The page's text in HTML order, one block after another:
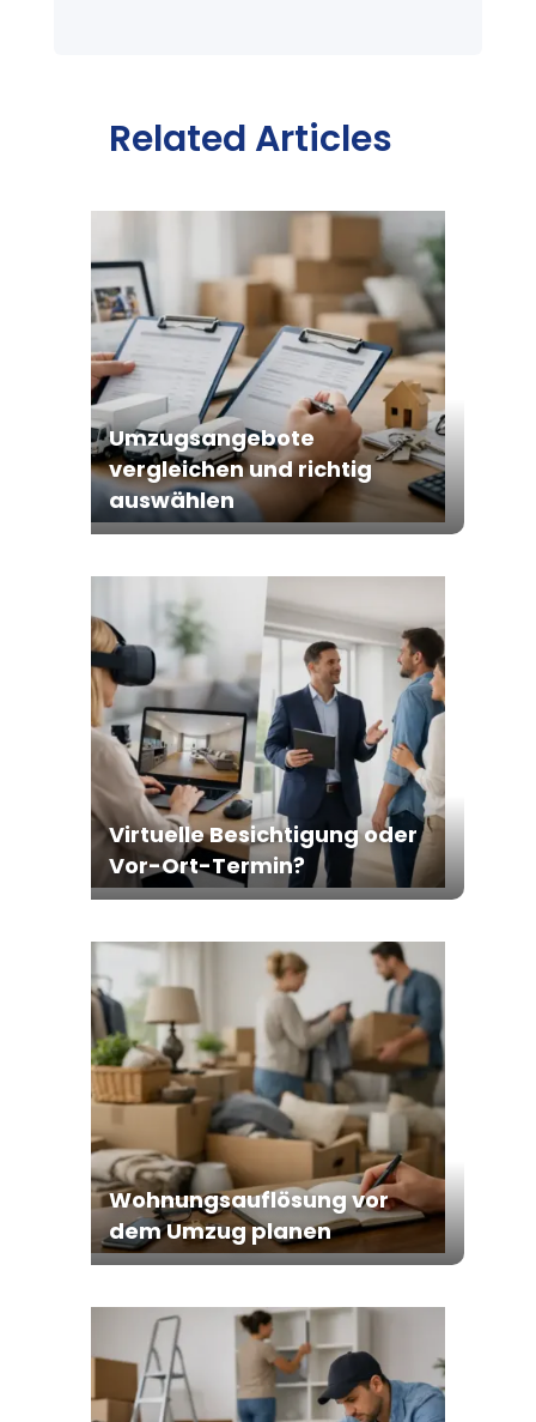
Related Articles
Umzugsangebote
vergleichen und richtig
auswählen
Virtuelle Besichtigung oder
Vor-Ort-Termin?
Wohnungsauflösung vor
dem Umzug planen